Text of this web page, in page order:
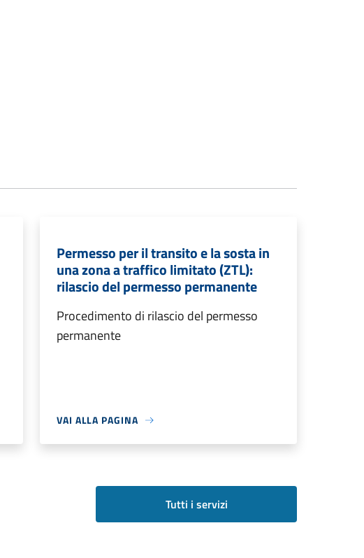
Permesso per il transito e la sosta in
una zona a traffico limitato (ZTL):
rilascio del permesso permanente
Procedimento di rilascio del permesso
permanente
VAI ALLA PAGINA
Tutti i servizi